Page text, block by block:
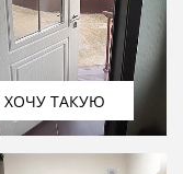
ХОЧУ ТАКУЮ